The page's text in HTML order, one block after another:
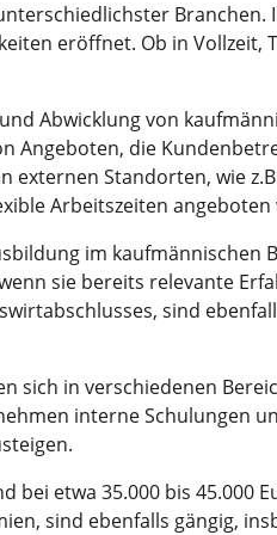
eröffnet. Ob in Vollzeit,
Abwicklung von
Angeboten, die
externen Standorten, wie
Arbeitszeiten angeboten
im kaufmännischen
sie bereits relevante
sind
sich in verschiedenen
interne Schulungen
etwa 35.000 bis 45.000
sind ebenfalls gängig,